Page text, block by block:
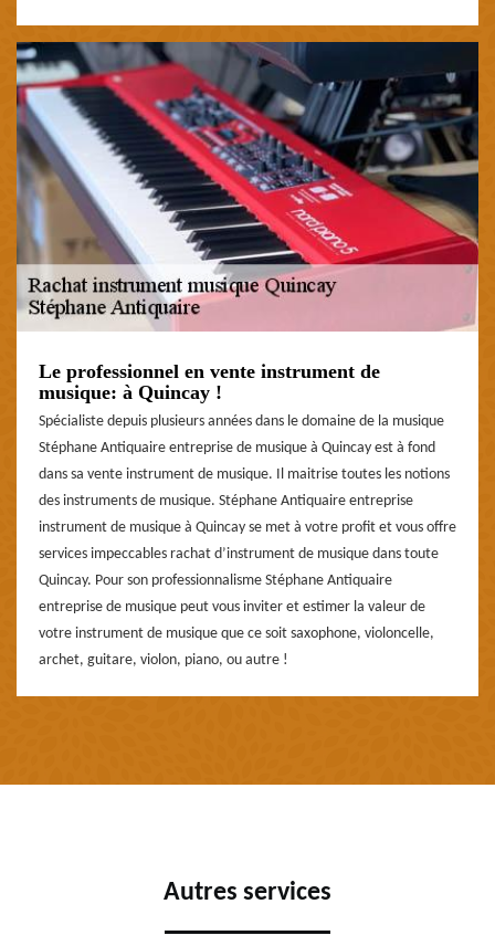
Le professionnel en vente instrument de
musique: à Quincay !
Spécialiste depuis plusieurs années dans le domaine de la musique
Stéphane Antiquaire entreprise de musique à Quincay est à fond
dans sa vente instrument de musique. Il maitrise toutes les notions
des instruments de musique. Stéphane Antiquaire entreprise
instrument de musique à Quincay se met à votre profit et vous offre
services impeccables rachat d’instrument de musique dans toute
Quincay. Pour son professionnalisme Stéphane Antiquaire
entreprise de musique peut vous inviter et estimer la valeur de
votre instrument de musique que ce soit saxophone, violoncelle,
archet, guitare, violon, piano, ou autre !
Autres services